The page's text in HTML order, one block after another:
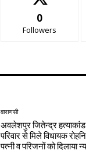
0
Followers
वाराणसी
अवलेशपुर जितेन्द्र
परिवार से मिले विधायक
पत्नी व परिजनों को दिलाया